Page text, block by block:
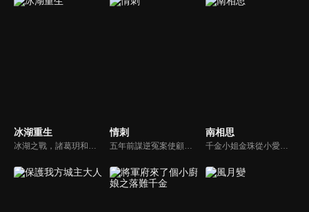
冰湖重生 情刺
五年前謀逆冤案使顧君遙滿門慘死，她委身神秘組織隱忍數載只為復仇，皇子岳瑾宸便是她復仇最好的刀。誰曾想宛如謫仙的白蓮竟是心思深沉的惡鬼，步步為營卻終成傀儡。一邊慾望肆意燃燒，一邊深宮危機重重，她該何去何從？
南相思
千金小姐金珠從小愛戀寧王周南梔，並如願嫁給了他，可在新婚之夜卻意外看到彈幕，發覺自己竟是古言漫畫中的炮灰女配，開局即下線，死在了新婚之夜。為了求生，金珠決定求助於男主的政敵 “無根丞相”反派樓肆意，兩個人一個炮灰，一個反派，卻在你來我往的交鋒中漸生情愫。